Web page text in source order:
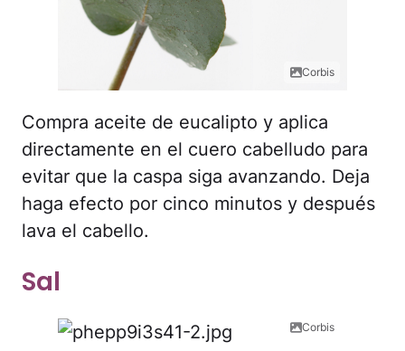
Corbis
Compra aceite de eucalipto y aplica
directamente en el cuero cabelludo para
evitar que la caspa siga avanzando. Deja
haga efecto por cinco minutos y después
lava el cabello.
Sal
Corbis